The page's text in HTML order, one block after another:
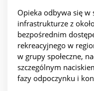
Opieka odbywa się w
infrastrukturze z
bezpośrednim
rekreacyjnego w
w grupy społeczne,
szczególnym
fazy odpoczynku i